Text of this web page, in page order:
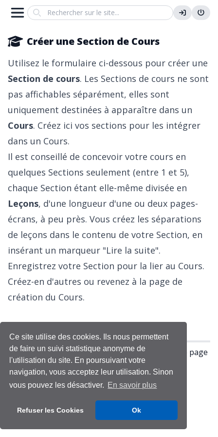
Ce site utilise des cookies. Ils nous permettent
de faire un suivi statistique anonyme de
l'utilisation du site. En poursuivant votre
navigation, vous acceptez leur utilisation. Sinon
vous pouvez les désactiver. En savoir plus
Refuser les Cookies Ok
Search
Créer une Section de Cours
Utilisez le formulaire ci-dessous pour créer une
Section de cours. Les Sections de cours ne sont
pas affichables séparément, elles sont
uniquement destinées à apparaître dans un
Cours. Créez ici vos sections pour les intégrer
dans un Cours.
Il est conseillé de concevoir votre cours en
quelques Sections seulement (entre 1 et 5),
chaque Section étant elle-même divisée en
Leçons, d'une longueur d'une ou deux pages-
écrans, à peu près. Vous créez les séparations
de leçons dans le contenu de votre Section, en
insérant un marqueur "Lire la suite".
Enregistrez votre Section pour la lier au Cours.
Créez-en d'autres ou revenez à la page de
création du Cours.
Vous devez être connecté-e pour accéder à cette page
Se connecter
Pas encore inscrit ? Inscrivez-vous